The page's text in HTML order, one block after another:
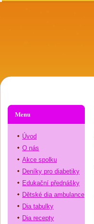
Menu
Úvod
O nás
Akce spolku
Deníky pro diabetiky
Edukační přednášky
Dětské dia ambulance
Dia tabulky
Dia recepty